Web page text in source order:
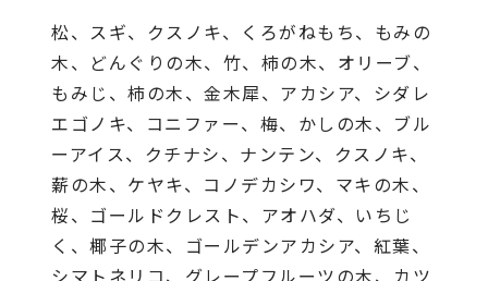
松、スギ、クスノキ、くろがねもち、もみの
木、どんぐりの木、竹、柿の木、オリーブ、
もみじ、柿の木、金木犀、アカシア、シダレ
エゴノキ、コニファー、梅、かしの木、ブル
ーアイス、クチナシ、ナンテン、クスノキ、
薪の木、ケヤキ、コノデカシワ、マキの木、
桜、ゴールドクレスト、アオハダ、いちじ
く、椰子の木、ゴールデンアカシア、紅葉、
シマトネリコ、グレープフルーツの木、カツ